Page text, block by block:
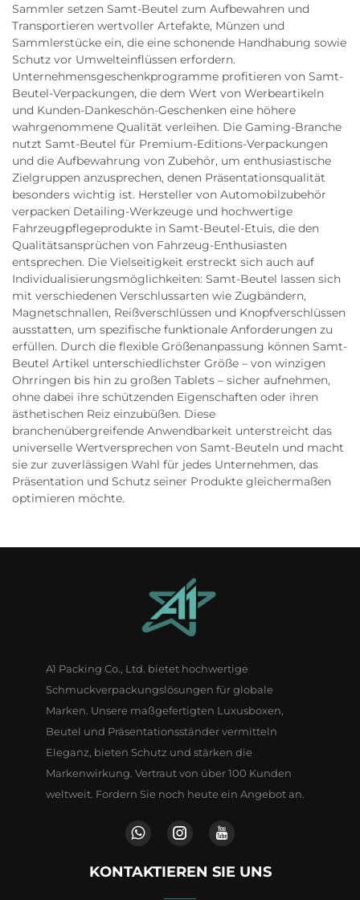
Sammler setzen Samt-Beutel zum Aufbewahren und
Transportieren wertvoller Artefakte, Münzen und
Sammlerstücke ein, die eine schonende Handhabung sowie
Schutz vor Umwelteinflüssen erfordern.
Unternehmensgeschenkprogramme profitieren von Samt-
Beutel-Verpackungen, die dem Wert von Werbeartikeln
und Kunden-Dankeschön-Geschenken eine höhere
wahrgenommene Qualität verleihen. Die Gaming-Branche
nutzt Samt-Beutel für Premium-Editions-Verpackungen
und die Aufbewahrung von Zubehör, um enthusiastische
Zielgruppen anzusprechen, denen Präsentationsqualität
besonders wichtig ist. Hersteller von Automobilzubehör
verpacken Detailing-Werkzeuge und hochwertige
Fahrzeugpflegeprodukte in Samt-Beutel-Etuis, die den
Qualitätsansprüchen von Fahrzeug-Enthusiasten
entsprechen. Die Vielseitigkeit erstreckt sich auch auf
Individualisierungsmöglichkeiten: Samt-Beutel lassen sich
mit verschiedenen Verschlussarten wie Zugbändern,
Magnetschnallen, Reißverschlüssen und Knopfverschlüssen
ausstatten, um spezifische funktionale Anforderungen zu
erfüllen. Durch die flexible Größenanpassung können Samt-
Beutel Artikel unterschiedlichster Größe – von winzigen
Ohrringen bis hin zu großen Tablets – sicher aufnehmen,
ohne dabei ihre schützenden Eigenschaften oder ihren
ästhetischen Reiz einzubüßen. Diese
branchenübergreifende Anwendbarkeit unterstreicht das
universelle Wertversprechen von Samt-Beuteln und macht
sie zur zuverlässigen Wahl für jedes Unternehmen, das
Präsentation und Schutz seiner Produkte gleichermaßen
optimieren möchte.
A1 Packing Co., Ltd. bietet hochwertige
Schmuckverpackungslösungen für globale
Marken. Unsere maßgefertigten Luxusboxen,
Beutel und Präsentationsständer vermitteln
Eleganz, bieten Schutz und stärken die
Markenwirkung. Vertraut von über 100 Kunden
weltweit. Fordern Sie noch heute ein Angebot an.
KONTAKTIEREN SIE UNS